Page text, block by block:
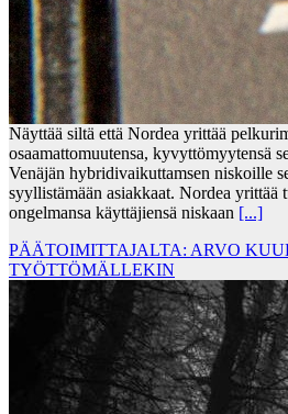
Näyttää siltä että Nordea yrittää
osaamattomuutensa, kyvyttömyytensä
Venäjän hybridivaikuttamsen niskoille
syyllistämään asiakkaat. Nordea yrittää
ongelmansa käyttäjiensä niskaan [...]
PÄÄTOIMITTAJALTA: ARVO
TYÖTTÖMÄLLEKIN